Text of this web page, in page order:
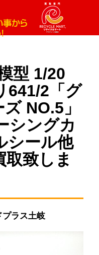
型 1/20
641/2「グ
NO.5」
シングカ
シール他
致しま
プラス土岐